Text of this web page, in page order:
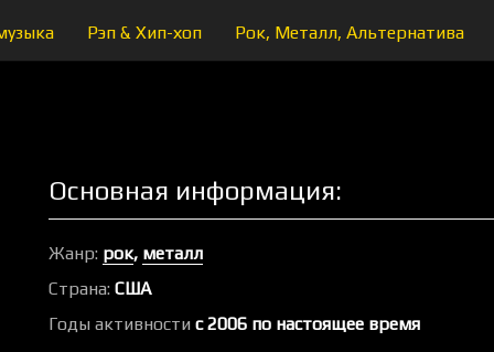
Рэп & Хип-хоп Рок, Металл, Альтернатива
Основная информация:
Жанр: рок, металл
Страна: США
Годы активности с 2006 по настоящее время